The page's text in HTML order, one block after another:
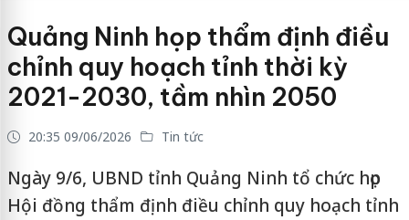
Quảng Ninh họp thẩm định điều
chỉnh quy hoạch tỉnh thời kỳ
2021-2030, tầm nhìn 2050
20:35 09/06/2026 Tin tức
Ngày 9/6, UBND tỉnh Quảng Ninh tổ chức họp
Hội đồng thẩm định điều chỉnh quy hoạch tỉnh